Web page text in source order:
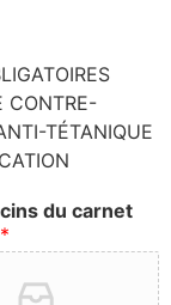
CONTRE-
TÉTANIQUE
du carnet
*